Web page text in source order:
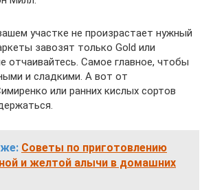
участке не произрастает нужный
завозят только Gold или
отчаивайтесь. Самое главное, чтобы
и сладкими. А вот от
или ранних кислых сортов
Советы по приготовлению
и желтой алычи в домашних